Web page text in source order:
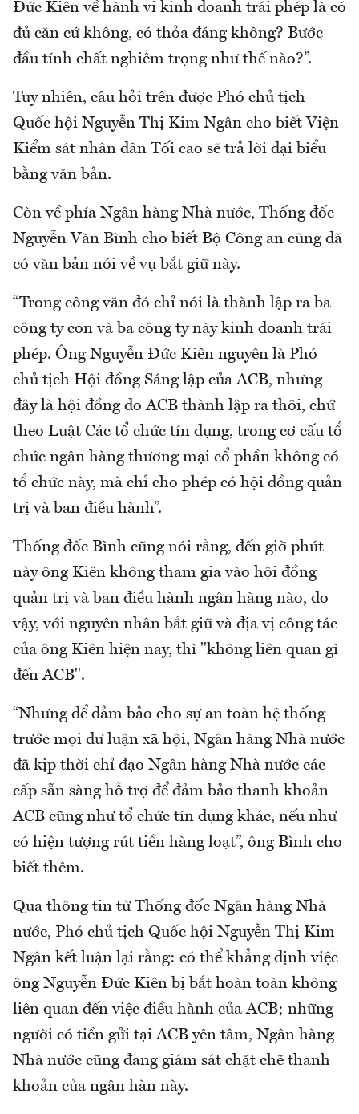
Đức Kiên về hành vi kinh doanh trái phép là có
đủ căn cứ không, có thỏa đáng không? Bước
đầu tính chất nghiêm trọng như thế nào?”.
Tuy nhiên, câu hỏi trên được Phó chủ tịch
Quốc hội Nguyễn Thị Kim Ngân cho biết Viện
Kiểm sát nhân dân Tối cao sẽ trả lời đại biểu
bằng văn bản.
Còn về phía Ngân hàng Nhà nước, Thống đốc
Nguyễn Văn Bình cho biết Bộ Công an cũng đã
có văn bản nói về vụ bắt giữ này.
“Trong công văn đó chỉ nói là thành lập ra ba
công ty con và ba công ty này kinh doanh trái
phép. Ông Nguyễn Đức Kiên nguyên là Phó
chủ tịch Hội đồng Sáng lập của ACB, nhưng
đây là hội đồng do ACB thành lập ra thôi, chứ
theo Luật Các tổ chức tín dụng, trong cơ cấu tổ
chức ngân hàng thương mại cổ phần không có
tổ chức này, mà chỉ cho phép có hội đồng quản
trị và ban điều hành”.
Thống đốc Bình cũng nói rằng, đến giờ phút
này ông Kiên không tham gia vào hội đồng
quản trị và ban điều hành ngân hàng nào, do
vậy, với nguyên nhân bắt giữ và địa vị công tác
của ông Kiên hiện nay, thì "không liên quan gì
đến ACB".
“Nhưng để đảm bảo cho sự an toàn hệ thống
trước mọi dư luận xã hội, Ngân hàng Nhà nước
đã kịp thời chỉ đạo Ngân hàng Nhà nước các
cấp sẵn sàng hỗ trợ để đảm bảo thanh khoản
ACB cũng như tổ chức tín dụng khác, nếu như
có hiện tượng rút tiền hàng loạt”, ông Bình cho
biết thêm.
Qua thông tin từ Thống đốc Ngân hàng Nhà
nước, Phó chủ tịch Quốc hội Nguyễn Thị Kim
Ngân kết luận lại rằng: có thể khẳng định việc
ông Nguyễn Đức Kiên bị bắt hoàn toàn không
liên quan đến việc điều hành của ACB; những
người có tiền gửi tại ACB yên tâm, Ngân hàng
Nhà nước cũng đang giám sát chặt chẽ thanh
khoản của ngân hàn này.